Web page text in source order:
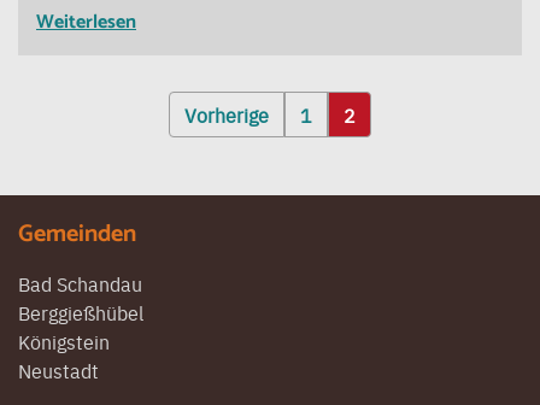
Weiterlesen
Seitennummerierung
der
Beiträge
Vorherige 1 2
Gemeinden
Bad Schandau
Berggießhübel
Königstein
Neustadt